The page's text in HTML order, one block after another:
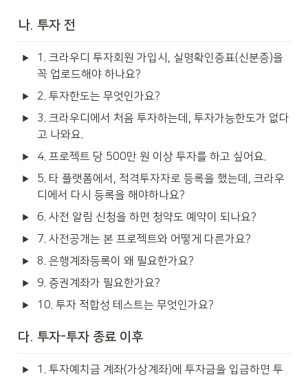
나. 투자 전
1. 크라우디 투자회원 가입시, 실명확인증표(신분증)을
꼭 업로드해야 하나요?
2. 투자한도는 무엇인가요?
3. 크라우디에서 처음 투자하는데, 투자가능한도가 없다
고 나와요.
4. 프로젝트 당 500만 원 이상 투자를 하고 싶어요.
5. 타 플랫폼에서, 적격투자자로 등록을 했는데, 크라우
디에서 다시 등록을 해야하나요?
6. 사전 알림 신청을 하면 청약도 예약이 되나요?
7. 사전공개는 본 프로젝트와 어떻게 다른가요?
8. 은행계좌등록이 왜 필요한가요?
9. 증권계좌가 필요한가요?
10. 투자 적합성 테스트는 무엇인가요?
다. 투자-투자 종료 이후
1. 투자예치금 계좌(가상계좌)에 투자금을 입금하면 투